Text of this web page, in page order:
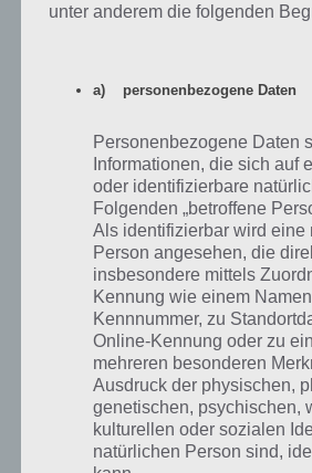
Weitere nützliche
Zum Abschluss haben wir nun noch
für euch aufbereitet, die ihr mal genauer
ist erst vor wenigen Tagen erschienen
vor allem im Fußball-Amateuerbereich
unter anderem die folgenden
a) personenbezogene Daten
Personenbezogene Daten
Informationen, die sich auf
oder identifizierbare
Folgenden „betroffene
Als identifizierbar wird eine
Person angesehen, die
insbesondere mittels
Kennung wie einem
Kennnummer, zu
Online-Kennung oder zu
mehreren besonderen
Ausdruck der physischen,
genetischen, psychischen,
kulturellen oder sozialen
natürlichen Person sind,